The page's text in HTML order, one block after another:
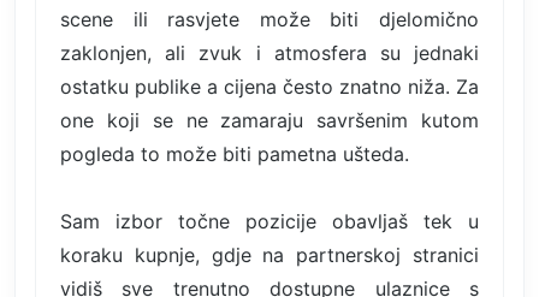
scene ili rasvjete može biti djelomično
zaklonjen, ali zvuk i atmosfera su jednaki
ostatku publike a cijena često znatno niža. Za
one koji se ne zamaraju savršenim kutom
pogleda to može biti pametna ušteda.
Sam izbor točne pozicije obavljaš tek u
koraku kupnje, gdje na partnerskoj stranici
vidiš sve trenutno dostupne ulaznice s